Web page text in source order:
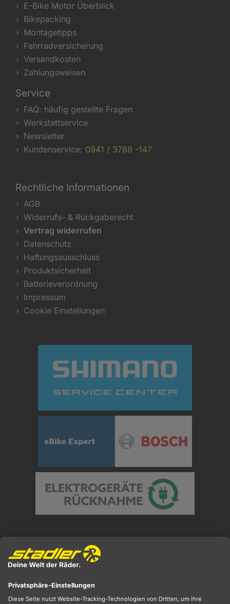
E-Bike Motor Überblick
Bikepacking
Montagetipps
Fahrradversicherung
Versandkosten
Zahlungsweisen
Service
FAQ: häufig gestellte Fragen
Werkstattservice
Newsletter
Kundenservice: 0941 / 3788 -147
Rechtliche Informationen
AGB
Widerrufs- & Rückgaberecht
Vertrag widerrufen
Datenschutz
Haftungsausschluss
Produktsicherheit
Batterieverordnung
Impressum
Cookie Einstellungen